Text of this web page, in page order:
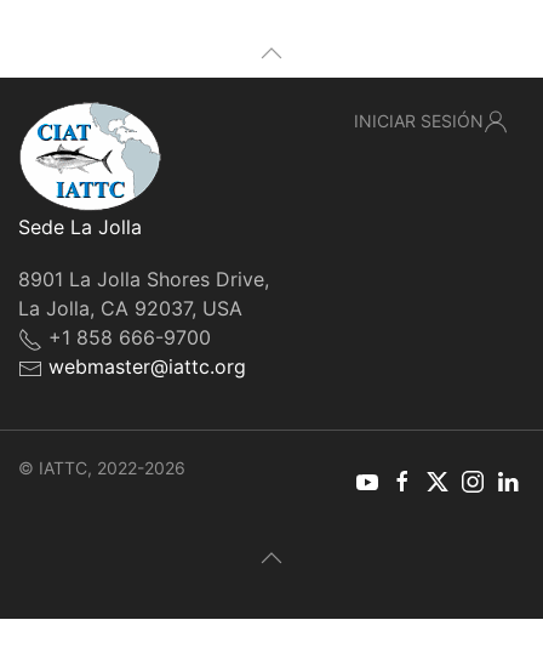
Sede La Jolla
8901 La Jolla Shores Drive,
La Jolla, CA 92037, USA
+1 858 666-9700
webmaster@iattc.org
INICIAR SESIÓN
© IATTC, 2022-2026